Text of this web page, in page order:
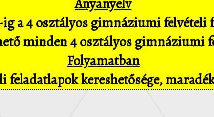
ig a 4 osztályos gimnáziumi felvételi
minden 4 osztályos gimnáziumi
Folyamatban
feladatlapok kereshetősége,